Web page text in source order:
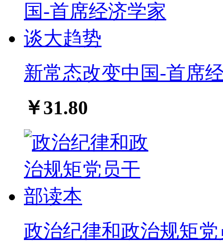
新常态改变中国-首席
￥31.80
政治纪律和政治规矩